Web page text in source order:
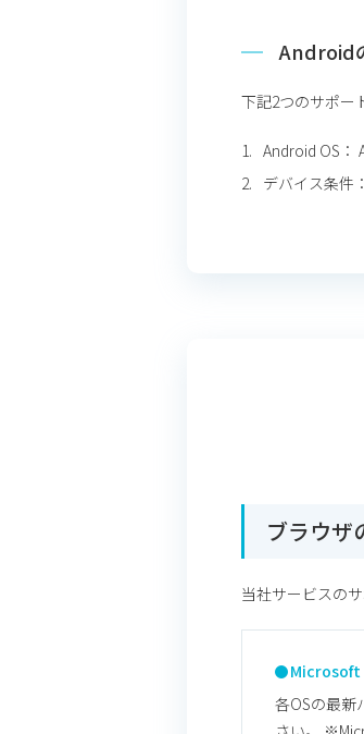
Android
下記2つのサポー
Android OS：
デバイス条件
ブラウザ
当社サービスの
Microsoft
各OSの最新